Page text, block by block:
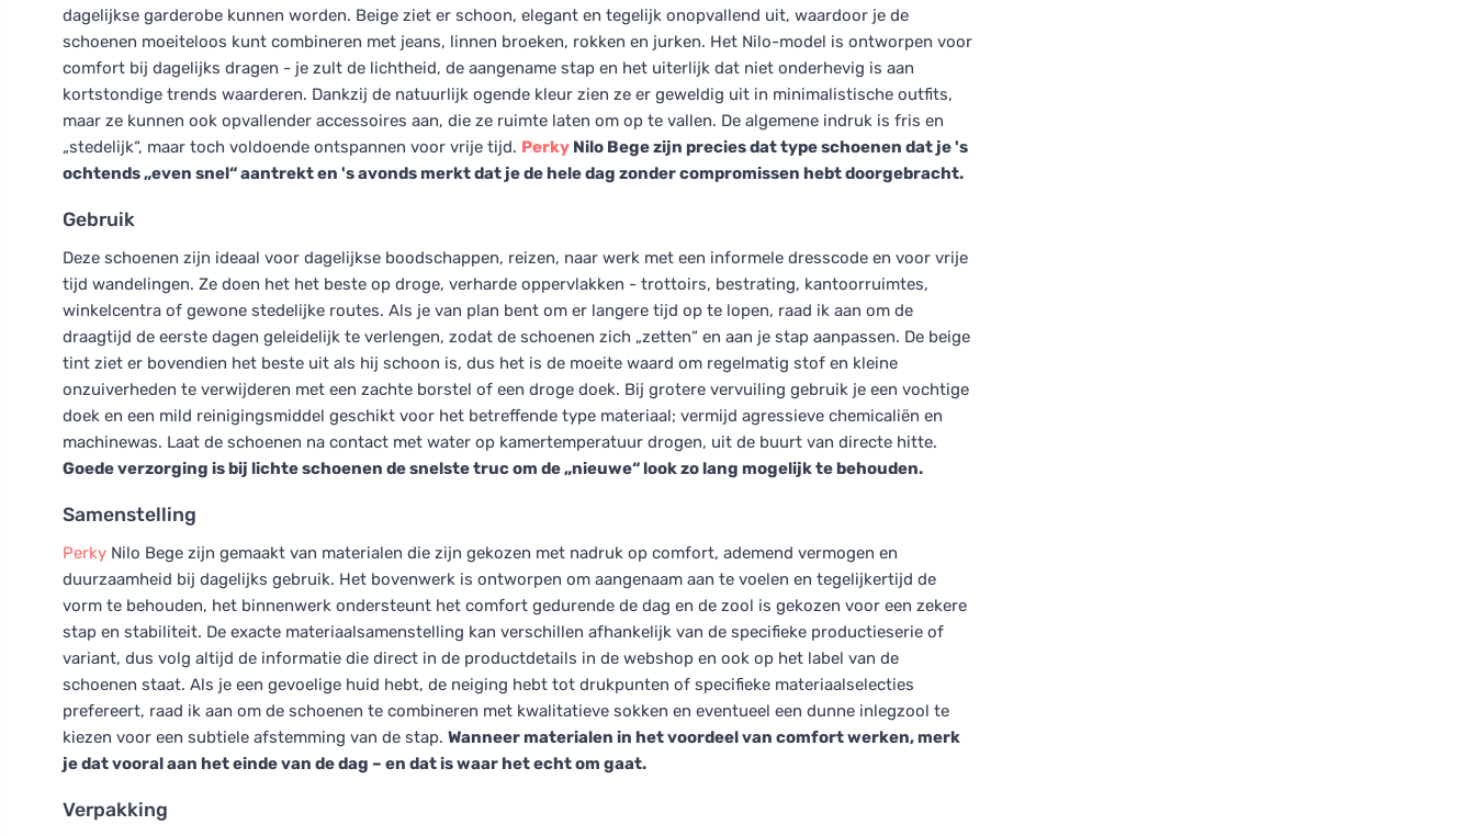
dagelijkse garderobe kunnen worden. Beige ziet er schoon, elegant en tegelijk onopvallend uit, waardoor je de
schoenen moeiteloos kunt combineren met jeans, linnen broeken, rokken en jurken. Het Nilo-model is ontworpen voor
comfort bij dagelijks dragen - je zult de lichtheid, de aangename stap en het uiterlijk dat niet onderhevig is aan
kortstondige trends waarderen. Dankzij de natuurlijk ogende kleur zien ze er geweldig uit in minimalistische outfits,
maar ze kunnen ook opvallender accessoires aan, die ze ruimte laten om op te vallen. De algemene indruk is fris en
„stedelijk“, maar toch voldoende ontspannen voor vrije tijd. Perky Nilo Bege zijn precies dat type schoenen dat je 's
ochtends „even snel“ aantrekt en 's avonds merkt dat je de hele dag zonder compromissen hebt doorgebracht.
Gebruik
Deze schoenen zijn ideaal voor dagelijkse boodschappen, reizen, naar werk met een informele dresscode en voor vrije
tijd wandelingen. Ze doen het het beste op droge, verharde oppervlakken - trottoirs, bestrating, kantoorruimtes,
winkelcentra of gewone stedelijke routes. Als je van plan bent om er langere tijd op te lopen, raad ik aan om de
draagtijd de eerste dagen geleidelijk te verlengen, zodat de schoenen zich „zetten“ en aan je stap aanpassen. De beige
tint ziet er bovendien het beste uit als hij schoon is, dus het is de moeite waard om regelmatig stof en kleine
onzuiverheden te verwijderen met een zachte borstel of een droge doek. Bij grotere vervuiling gebruik je een vochtige
doek en een mild reinigingsmiddel geschikt voor het betreffende type materiaal; vermijd agressieve chemicaliën en
machinewas. Laat de schoenen na contact met water op kamertemperatuur drogen, uit de buurt van directe hitte.
Goede verzorging is bij lichte schoenen de snelste truc om de „nieuwe“ look zo lang mogelijk te behouden.
Samenstelling
Perky Nilo Bege zijn gemaakt van materialen die zijn gekozen met nadruk op comfort, ademend vermogen en
duurzaamheid bij dagelijks gebruik. Het bovenwerk is ontworpen om aangenaam aan te voelen en tegelijkertijd de
vorm te behouden, het binnenwerk ondersteunt het comfort gedurende de dag en de zool is gekozen voor een zekere
stap en stabiliteit. De exacte materiaalsamenstelling kan verschillen afhankelijk van de specifieke productieserie of
variant, dus volg altijd de informatie die direct in de productdetails in de webshop en ook op het label van de
schoenen staat. Als je een gevoelige huid hebt, de neiging hebt tot drukpunten of specifieke materiaalselecties
prefereert, raad ik aan om de schoenen te combineren met kwalitatieve sokken en eventueel een dunne inlegzool te
kiezen voor een subtiele afstemming van de stap. Wanneer materialen in het voordeel van comfort werken, merk
je dat vooral aan het einde van de dag – en dat is waar het echt om gaat.
Verpakking